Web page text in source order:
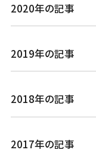
2020年の記事
2019年の記事
2018年の記事
2017年の記事